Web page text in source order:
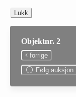
Lukk
Objektnr. 2
forrige
Følg auksjon